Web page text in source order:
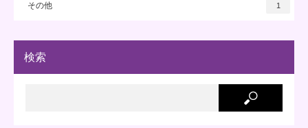
その他 1
検索